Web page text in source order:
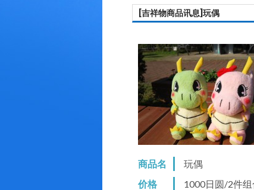
[吉祥物商品讯息]玩偶
商品名
玩偶
价格
1000日圆/2件组